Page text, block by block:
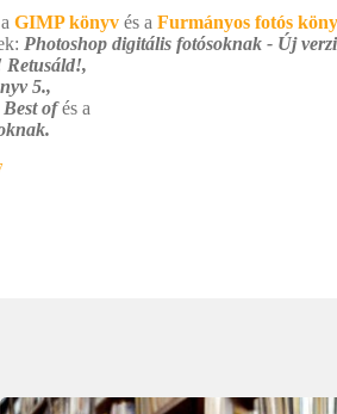
GIMP könyvés a Furmányos fotós
Photoshop digitális fotósoknak - Új
Retusáld!,
5.,
Best ofés a